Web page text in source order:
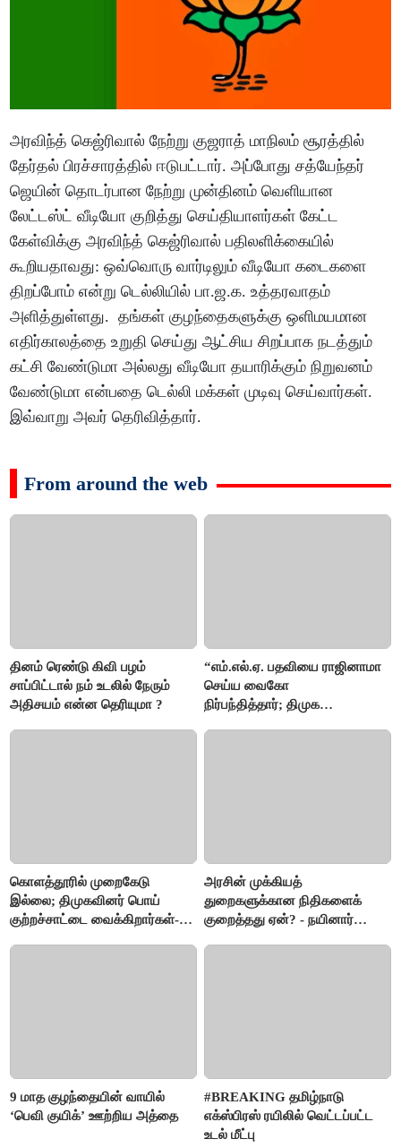
அரவிந்த் கெஜ்ரிவால் நேற்று குஜராத் மாநிலம் சூரத்தில்
தேர்தல் பிரச்சாரத்தில் ஈடுபட்டார். அப்போது சத்யேந்தர்
ஜெயின் தொடர்பான நேற்று முன்தினம் வெளியான
லேட்டஸ்ட் வீடியோ குறித்து செய்தியாளர்கள் கேட்ட
கேள்விக்கு அரவிந்த் கெஜ்ரிவால் பதிலளிக்கையில்
கூறியதாவது: ஒவ்வொரு வார்டிலும் வீடியோ கடைகளை
திறப்போம் என்று டெல்லியில் பா.ஜ.க. உத்தரவாதம்
அளித்துள்ளது. தங்கள் குழந்தைகளுக்கு ஒளிமயமான
எதிர்காலத்தை உறுதி செய்து ஆட்சிய சிறப்பாக நடத்தும்
கட்சி வேண்டுமா அல்லது வீடியோ தயாரிக்கும் நிறுவனம்
வேண்டுமா என்பதை டெல்லி மக்கள் முடிவு செய்வார்கள்.
இவ்வாறு அவர் தெரிவித்தார்.
From around the web
தினம் ரெண்டு கிவி பழம்
சாப்பிட்டால் நம் உடலில் நேரும்
அதிசயம் என்ன தெரியுமா ?
“எம்.எல்.ஏ. பதவியை ராஜினாமா
செய்ய வைகோ
நிர்பந்தித்தார்; திமுக
கொளத்தூரில் முறைகேடு
இல்லை; திமுகவினர் பொய்
குற்றச்சாட்டை வைக்கிறார்கள்-
அரசின் முக்கியத்
துறைகளுக்கான நிதிகளைக்
குறைத்தது ஏன்? - நயினார்
9 மாத குழந்தையின் வாயில்
‘பெவி குயிக்’ ஊற்றிய அத்தை
#BREAKING தமிழ்நாடு
எக்ஸ்பிரஸ் ரயிலில் வெட்டப்பட்ட
உடல் மீட்பு